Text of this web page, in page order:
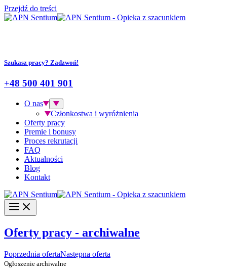
Przejdź do treści
Szukasz pracy? Zadzwoń!
+48 500 401 901
O nas
Członkostwa i wyróżnienia
Oferty pracy
Premie i bonusy
Proces rekrutacji
FAQ
Aktualności
Blog
Kontakt
Oferty pracy - archiwalne
Poprzednia ofertaNastępna oferta
Ogłoszenie archiwalne